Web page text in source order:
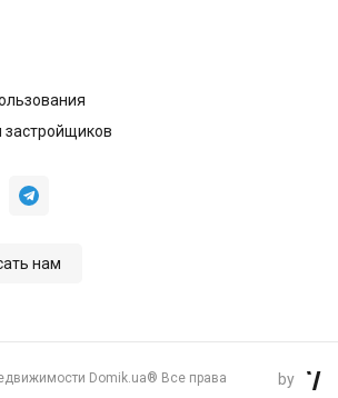
застройщиков

нам
Domik.ua® Все права
by 